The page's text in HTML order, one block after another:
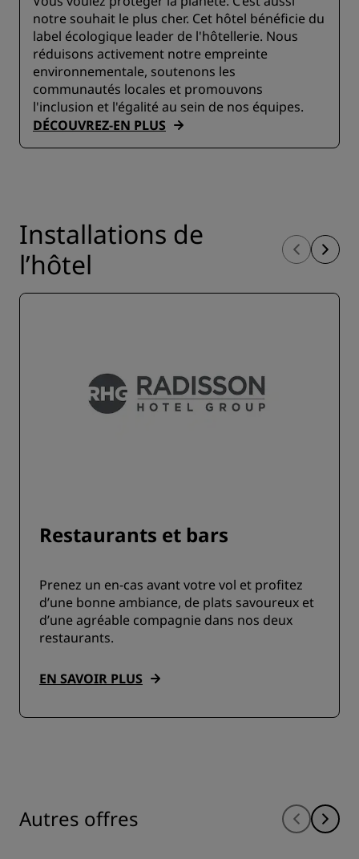
notre souhait le plus cher. Cet hôtel bénéficie du
label écologique leader de l'hôtellerie. Nous
réduisons activement notre empreinte
environnementale, soutenons les
communautés locales et promouvons
l'inclusion et l'égalité au sein de nos équipes.
DÉCOUVREZ-EN PLUS
Installations de
l’hôtel
Restaurants et bars
Prenez un en-cas avant votre vol et profitez
d’une bonne ambiance, de plats savoureux et
d’une agréable compagnie dans nos deux
restaurants.
EN SAVOIR PLUS
Autres offres